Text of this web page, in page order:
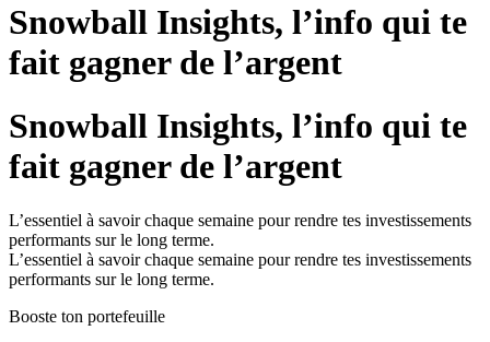
Snowball Insights, l’info qui te
fait gagner de l’argent
Snowball Insights, l’info qui te
fait gagner de l’argent
L’essentiel à savoir chaque semaine pour rendre tes investissements
performants sur le long terme.
L’essentiel à savoir chaque semaine pour rendre tes investissements
performants sur le long terme.
Booste ton portefeuille